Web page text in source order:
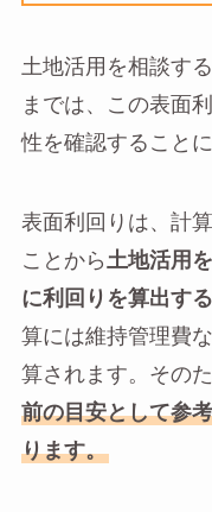
土地活用を相談す
までは、この表面
性を確認すること
表面利回りは、計
ことから 土地活用
に利回りを算出す
算には維持管理費
算されます。そのた
前の目安として参
ります。